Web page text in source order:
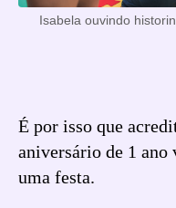
Isabela ouvindo
É por isso que
aniversário de 1
uma festa.